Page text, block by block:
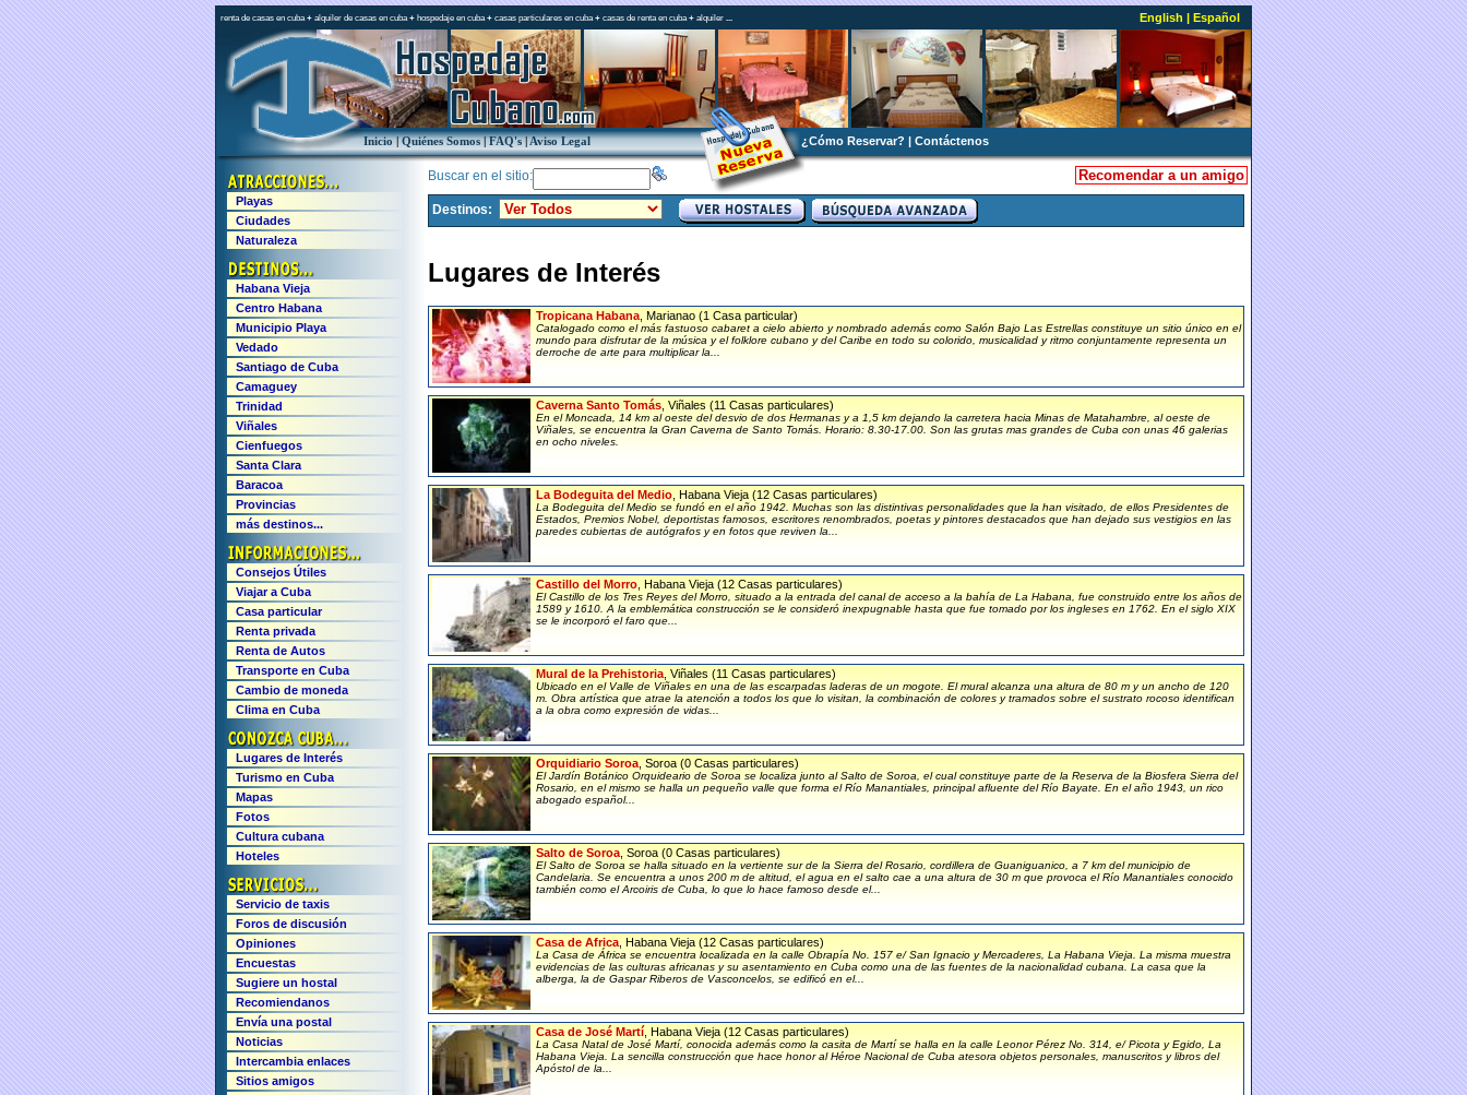
renta de casas en cuba+ alquiler de casas en cuba+ hospedaje en cuba+ casas particulares en cuba+ casas de renta en cuba+ alquiler ... English | Español
Inicio|Quiénes Somos|FAQ's|Aviso Legal ¿Cómo Reservar? | Contáctenos
Buscar en el sitio: Recomendar a un amigo
Destinos:
Lugares de Interés
Tropicana Habana , Marianao (1 Casa particular)
Catalogado como el más fastuoso cabaret a cielo abierto y nombrado además como Salón Bajo Las Estrellas constituye un sitio único en el
mundo para disfrutar de la música y el folklore cubano y del Caribe en todo su colorido, musicalidad y ritmo conjuntamente representa un
derroche de arte para multiplicar la...
Caverna Santo Tomás , Viñales (11 Casas particulares)
En el Moncada, 14 km al oeste del desvio de dos Hermanas y a 1,5 km dejando la carretera hacia Minas de Matahambre, al oeste de
Viñales, se encuentra la Gran Caverna de Santo Tomás. Horario: 8.30-17.00. Son las grutas mas grandes de Cuba con unas 46 galerias
en ocho niveles.
La Bodeguita del Medio , Habana Vieja (12 Casas particulares)
La Bodeguita del Medio se fundó en el año 1942. Muchas son las distintivas personalidades que la han visitado, de ellos Presidentes de
Estados, Premios Nobel, deportistas famosos, escritores renombrados, poetas y pintores destacados que han dejado sus vestigios en las
paredes cubiertas de autógrafos y en fotos que reviven la...
Castillo del Morro , Habana Vieja (12 Casas particulares)
El Castillo de los Tres Reyes del Morro, situado a la entrada del canal de acceso a la bahía de La Habana, fue construido entre los años de
1589 y 1610. A la emblemática construcción se le consideró inexpugnable hasta que fue tomado por los ingleses en 1762. En el siglo XIX
se le incorporó el faro que...
Mural de la Prehistoria , Viñales (11 Casas particulares)
Ubicado en el Valle de Viñales en una de las escarpadas laderas de un mogote. El mural alcanza una altura de 80 m y un ancho de 120
m. Obra artística que atrae la atención a todos los que lo visitan, la combinación de colores y tramados sobre el sustrato rocoso identifican
a la obra como expresión de vidas...
Orquidiario Soroa , Soroa (0 Casas particulares)
El Jardín Botánico Orquideario de Soroa se localiza junto al Salto de Soroa, el cual constituye parte de la Reserva de la Biosfera Sierra del
Rosario, en el mismo se halla un pequeño valle que forma el Río Manantiales, principal afluente del Río Bayate. En el año 1943, un rico
abogado español...
Salto de Soroa , Soroa (0 Casas particulares)
El Salto de Soroa se halla situado en la vertiente sur de la Sierra del Rosario, cordillera de Guaniguanico, a 7 km del municipio de
Candelaria. Se encuentra a unos 200 m de altitud, el agua en el salto cae a una altura de 30 m que provoca el Río Manantiales conocido
también como el Arcoiris de Cuba, lo que lo hace famoso desde el...
Casa de Africa , Habana Vieja (12 Casas particulares)
La Casa de África se encuentra localizada en la calle Obrapía No. 157 e/ San Ignacio y Mercaderes, La Habana Vieja. La misma muestra
evidencias de las culturas africanas y su asentamiento en Cuba como una de las fuentes de la nacionalidad cubana. La casa que la
alberga, la de Gaspar Riberos de Vasconcelos, se edificó en el...
Casa de José Martí , Habana Vieja (12 Casas particulares)
La Casa Natal de José Martí, conocida además como la casita de Martí se halla en la calle Leonor Pérez No. 314, e/ Picota y Egido, La
Habana Vieja. La sencilla construcción que hace honor al Héroe Nacional de Cuba atesora objetos personales, manuscritos y libros del
Apóstol de la...
Playas
Ciudades
Naturaleza
Habana Vieja
Centro Habana
Municipio Playa
Vedado
Santiago de Cuba
Camaguey
Trinidad
Viñales
Cienfuegos
Santa Clara
Baracoa
Provincias
más destinos...
Consejos Útiles
Viajar a Cuba
Casa particular
Renta privada
Renta de Autos
Transporte en Cuba
Cambio de moneda
Clima en Cuba
Lugares de Interés
Turismo en Cuba
Mapas
Fotos
Cultura cubana
Hoteles
Servicio de taxis
Foros de discusión
Opiniones
Encuestas
Sugiere un hostal
Recomiendanos
Envía una postal
Noticias
Intercambia enlaces
Sitios amigos